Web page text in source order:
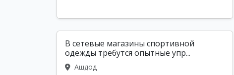
В сетевые магазины спортивной
одежды требутся опытные упр...
Ашдод